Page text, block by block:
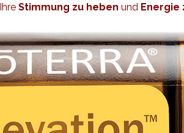
Stimmung zu heben und Energie